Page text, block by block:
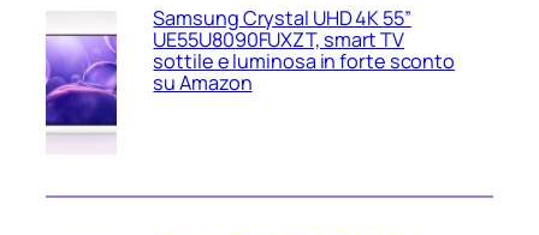
Samsung Crystal UHD 4K 55”
UE55U8090FUXZT, smart TV
sottile e luminosa in forte sconto
su Amazon